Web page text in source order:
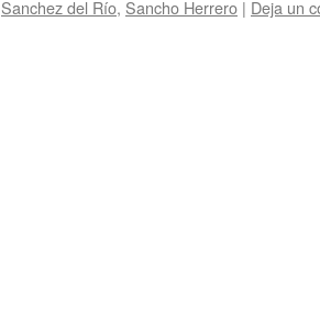
Sanchez del Río, Sancho Herrero | Deja un